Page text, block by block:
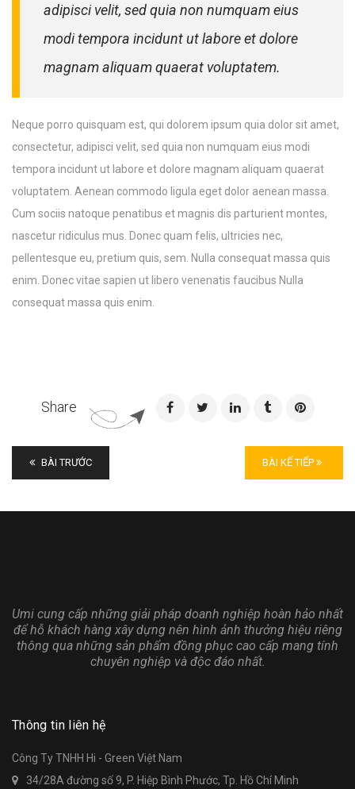
adipisci velit, sed quia non numquam eius
modi tempora incidunt ut labore et dolore
magnam aliquam quaerat voluptatem.
Neque porro quisquam est, qui dolorem ipsum quia dolor sit amet,
consectetur, adipisci velit, sed quia non numquam eius modi
tempora incidunt ut labore et dolore magnam aliquam quaerat
voluptatem. Aenean commodo ligula eget dolor aenean massa.
Cum sociis natoque penatibus et magnis dis parturient montes,
nascetur ridiculus mus. Donec quam felis, ultricies nec,
pellentesque eu, pretium quis, sem. Nulla consequat massa quis
enim. Donec vitae sapien ut libero venenatis faucibus Nulla
consequat massa quis enim.
Share
BÀI TRƯỚC BÀI KẾ TIẾP
Umi cung cấp những giải pháp doanh nghiệp hoàn hảo nhất
để hỗ khách hàng xây dựng nên hình ảnh thưởng hiệu riêng
thông qua những sản phẩm đồng phục cao cấp mang tính
chuyên nghiệp và độc đáo nhất.
Thông tin liên hệ
Công Ty TNHH Hi - Green Việt Nam
34/28A đường số 9, P. Hiệp Bình Phước, Tp. Hồ Chí Minh